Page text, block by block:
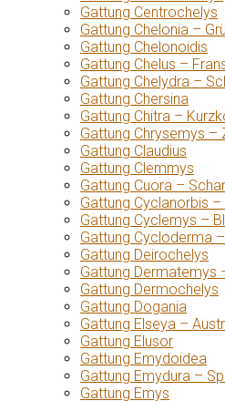
Gattung Centrochelys
Gattung Chelonia –
Gattung Chelonoidis
Gattung Chelus –
Gattung Chelydra –
Gattung Chersina
Gattung Chitra –
Gattung Chrysemys –
Gattung Claudius
Gattung Clemmys
Gattung Cuora –
Gattung Cyclanorbis
Gattung Cyclemys –
Gattung Cycloderma
Gattung Deirochelys
Gattung Dermatemys
Gattung Dermochelys
Gattung Dogania
Gattung Elseya –
Gattung Elusor
Gattung Emydoidea
Gattung Emydura –
Gattung Emys